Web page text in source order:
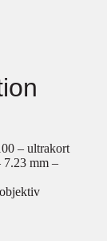
– ultrakort
7.23 mm –